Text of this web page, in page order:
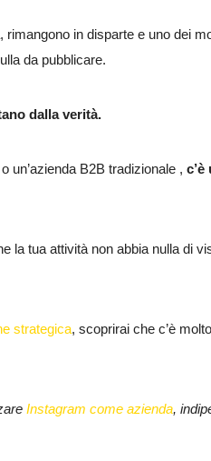
in disparte e uno dei
da pubblicare.
dalla verità.
un’azienda B2B tradizionale ,
la tua attività non abbia nulla di
strategica, scoprirai che c’è
Instagram come azienda,